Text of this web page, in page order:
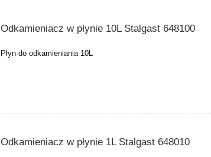
Odkamieniacz w płynie 10L Stalgast 648100
Płyn do odkamieniania 10L
Odkamieniacz w płynie 1L Stalgast 648010